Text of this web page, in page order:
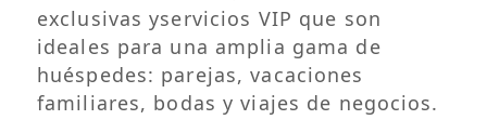
exclusivas yservicios VIP que son
ideales para una amplia gama de
huéspedes: parejas, vacaciones
familiares, bodas y viajes de negocios.